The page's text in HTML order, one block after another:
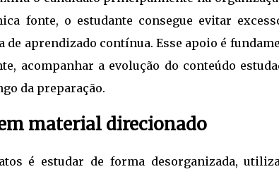
fonte, o estudante consegue evitar
aprendizado contínua. Esse apoio é
acompanhar a evolução do conteúdo
da preparação.
material direcionado
é estudar de forma desorganizada,